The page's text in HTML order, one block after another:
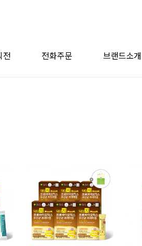
전 전화주문 브랜드소개